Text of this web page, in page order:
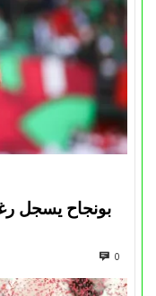
بونجاح يسجل
0